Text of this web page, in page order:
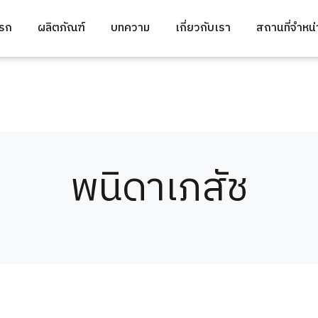
ก ผลิตภัณฑ์ บทความ เกี่ยวกับเรา สถานที่จำห
พนิดาเภสัช